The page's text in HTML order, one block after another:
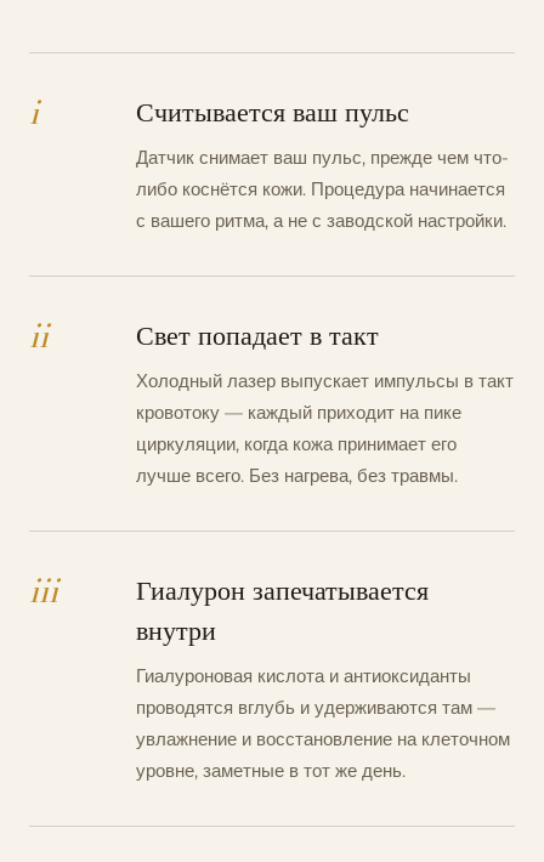
i Считывается ваш пульс
Датчик снимает ваш пульс, прежде чем что-
либо коснётся кожи. Процедура начинается
с вашего ритма, а не с заводской настройки.
ii Свет попадает в такт
Холодный лазер выпускает импульсы в такт
кровотоку — каждый приходит на пике
циркуляции, когда кожа принимает его
лучше всего. Без нагрева, без травмы.
iii
Гиалурон запечатывается
внутри
Гиалуроновая кислота и антиоксиданты
проводятся вглубь и удерживаются там —
увлажнение и восстановление на клеточном
уровне, заметные в тот же день.